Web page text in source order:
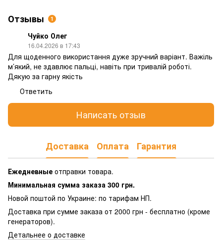
Отзывы 1
Чуйко Олег
16.04.2026 в 17:43
Для щоденного використання дуже зручний варіант. Важіль
м’який, не здавлює пальці, навіть при тривалій роботі.
Дякую за гарну якість
Ответить
Написать отзыв
Доставка Оплата Гарантия
Ежедневные отправки товара.
Минимальная сумма заказа 300 грн.
Новой поштой по Украине: по тарифам НП.
Доставка при сумме заказа от 2000 грн - бесплатно (кроме
генераторов).
Детальнее о доставке